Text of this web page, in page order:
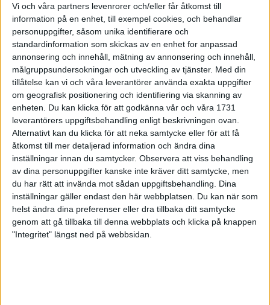
Vi och våra partners levenrorer och/eller får åtkomst till
information på en enhet, till exempel cookies, och behandlar
personuppgifter, såsom unika identifierare och
standardinformation som skickas av en enhet for anpassad
annonsering och innehåll, mätning av annonsering och innehåll,
målgruppsundersokningar och utveckling av tjänster. Med din
tillåtelse kan vi och våra leverantörer använda exakta uppgifter
om geografisk positionering och identifiering via skanning av
enheten. Du kan klicka för att godkänna vår och våra 1731
leverantörers uppgiftsbehandling enligt beskrivningen ovan.
Alternativt kan du klicka för att neka samtycke eller för att få
åtkomst till mer detaljerad information och ändra dina
inställningar innan du samtycker. Observera att viss behandling
av dina personuppgifter kanske inte kräver ditt samtycke, men
du har rätt att invända mot sådan uppgiftsbehandling. Dina
inställningar gäller endast den här webbplatsen. Du kan när som
helst ändra dina preferenser eller dra tillbaka ditt samtycke
genom att gå tillbaka till denna webbplats och klicka på knappen
"Integritet" längst ned på webbsidan.
– Big’s backyard satellite world championship. Det blev ett
DNF (i backyard DNF:ar alla utom vinnaren) men jag persade
med 55 timmar och blev näst bäst i Sverige efter Tobbe
Gyllenbring och andra bästa dam i världen.
Vilket är ditt nästa lopp?
– Det beror helt på vad som händer. De flesta av mina
planerade lopp går utomlands så det beror på restriktionerna.
Men jag hoppas på Val d’Aran 100 miles och 11 000
höjdmeter i början av juli.
Hur påverkar coronapandemin din löpning?
– Det påverkar inte min träning så mycket, förutom att
motivationen tryter ibland när lopp efter lopp ställs in och att
det är svårt att träna specifikt för något. Vad det gäller tävlingar
så påverkar det mycket då de flesta viktiga ultratraillopp går i
Europa eller andra delar av världen.